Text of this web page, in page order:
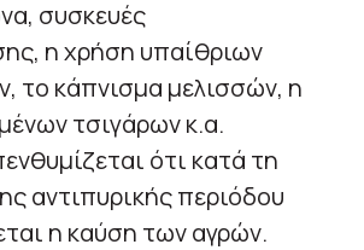
συσκευές
η χρήση υπαίθριων
το κάπνισμα μελισσών, η
τσιγάρων κ.α.
ότι κατά τη
αντιπυρικής περιόδου
η καύση των αγρών.